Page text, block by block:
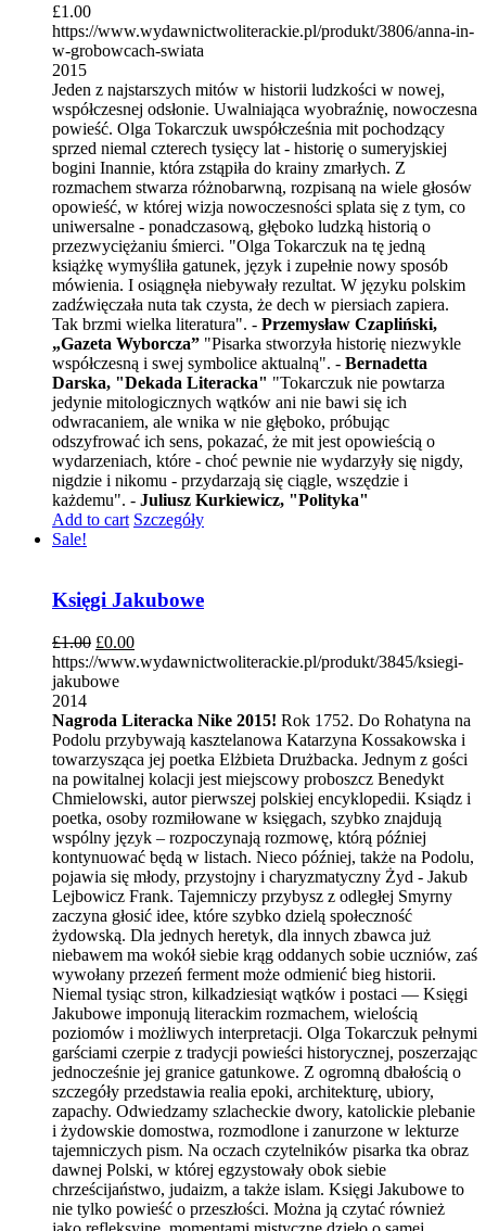
£1.00
https://www.wydawnictwoliterackie.pl/produkt/3806/anna-in-
w-grobowcach-swiata
2015
Jeden z najstarszych mitów w historii ludzkości w nowej,
współczesnej odsłonie. Uwalniająca wyobraźnię, nowoczesna
powieść. Olga Tokarczuk uwspółcześnia mit pochodzący
sprzed niemal czterech tysięcy lat - historię o sumeryjskiej
bogini Inannie, która zstąpiła do krainy zmarłych. Z
rozmachem stwarza różnobarwną, rozpisaną na wiele głosów
opowieść, w której wizja nowoczesności splata się z tym, co
uniwersalne - ponadczasową, głęboko ludzką historią o
przezwyciężaniu śmierci. "Olga Tokarczuk na tę jedną
książkę wymyśliła gatunek, język i zupełnie nowy sposób
mówienia. I osiągnęła niebywały rezultat. W języku polskim
zadźwięczała nuta tak czysta, że dech w piersiach zapiera.
Tak brzmi wielka literatura". - Przemysław Czapliński,
„Gazeta Wyborcza” "Pisarka stworzyła historię niezwykle
współczesną i swej symbolice aktualną". - Bernadetta
Darska, "Dekada Literacka" "Tokarczuk nie powtarza
jedynie mitologicznych wątków ani nie bawi się ich
odwracaniem, ale wnika w nie głęboko, próbując
odszyfrować ich sens, pokazać, że mit jest opowieścią o
wydarzeniach, które - choć pewnie nie wydarzyły się nigdy,
nigdzie i nikomu - przydarzają się ciągle, wszędzie i
każdemu". - Juliusz Kurkiewicz, "Polityka"
Add to cart Szczegóły
Sale!
Księgi Jakubowe
£1.00 £0.00
https://www.wydawnictwoliterackie.pl/produkt/3845/ksiegi-
jakubowe
2014
Nagroda Literacka Nike 2015! Rok 1752. Do Rohatyna na
Podolu przybywają kasztelanowa Katarzyna Kossakowska i
towarzysząca jej poetka Elżbieta Drużbacka. Jednym z gości
na powitalnej kolacji jest miejscowy proboszcz Benedykt
Chmielowski, autor pierwszej polskiej encyklopedii. Ksiądz i
poetka, osoby rozmiłowane w księgach, szybko znajdują
wspólny język – rozpoczynają rozmowę, którą później
kontynuować będą w listach. Nieco później, także na Podolu,
pojawia się młody, przystojny i charyzmatyczny Żyd - Jakub
Lejbowicz Frank. Tajemniczy przybysz z odległej Smyrny
zaczyna głosić idee, które szybko dzielą społeczność
żydowską. Dla jednych heretyk, dla innych zbawca już
niebawem ma wokół siebie krąg oddanych sobie uczniów, zaś
wywołany przezeń ferment może odmienić bieg historii.
Niemal tysiąc stron, kilkadziesiąt wątków i postaci — Księgi
Jakubowe imponują literackim rozmachem, wielością
poziomów i możliwych interpretacji. Olga Tokarczuk pełnymi
garściami czerpie z tradycji powieści historycznej, poszerzając
jednocześnie jej granice gatunkowe. Z ogromną dbałością o
szczegóły przedstawia realia epoki, architekturę, ubiory,
zapachy. Odwiedzamy szlacheckie dwory, katolickie plebanie
i żydowskie domostwa, rozmodlone i zanurzone w lekturze
tajemniczych pism. Na oczach czytelników pisarka tka obraz
dawnej Polski, w której egzystowały obok siebie
chrześcijaństwo, judaizm, a także islam. Księgi Jakubowe to
nie tylko powieść o przeszłości. Można ją czytać również